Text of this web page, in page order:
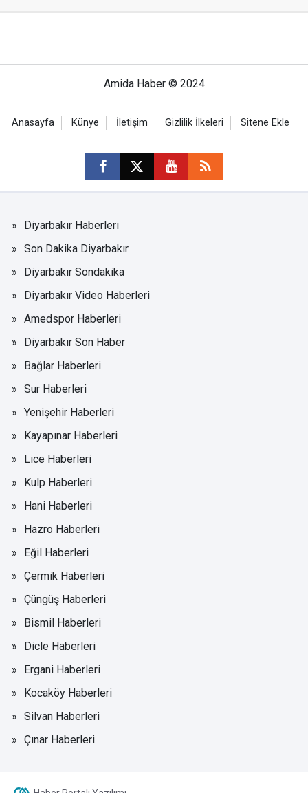
Amida Haber © 2024
Anasayfa Künye İletişim Gizlilik İlkeleri Sitene Ekle
Diyarbakır Haberleri
Son Dakika Diyarbakır
Diyarbakır Sondakika
Diyarbakır Video Haberleri
Amedspor Haberleri
Diyarbakır Son Haber
Bağlar Haberleri
Sur Haberleri
Yenişehir Haberleri
Kayapınar Haberleri
Lice Haberleri
Kulp Haberleri
Hani Haberleri
Hazro Haberleri
Eğil Haberleri
Çermik Haberleri
Çüngüş Haberleri
Bismil Haberleri
Dicle Haberleri
Ergani Haberleri
Kocaköy Haberleri
Silvan Haberleri
Çınar Haberleri